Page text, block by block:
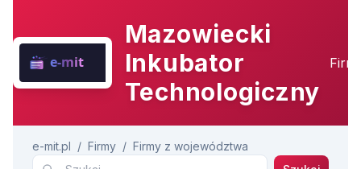
Mazowiecki
Inkubator
Technologiczny
e-mit.pl / Firmy / Firmy z województwa